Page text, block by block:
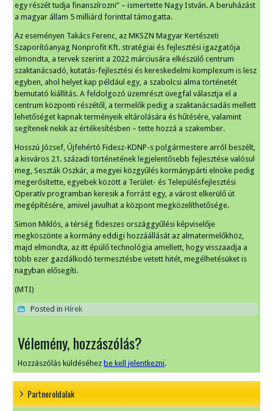
egy részét tudja finanszírozni” – ismertette Nagy István. A beruházást
a magyar állam 5 milliárd forinttal támogatta.
Az eseményen Takács Ferenc, az MKSZN Magyar Kertészeti
Szaporítóanyag Nonprofit Kft. stratégiai és fejlesztési igazgatója
elmondta, a tervek szerint a 2022 márciusára elkészülő centrum
szaktanácsadó, kutatás-fejlesztési és kereskedelmi komplexum is lesz
egyben, ahol helyet kap például egy, a szabolcsi alma történetét
bemutató kiállítás. A feldolgozó üzemrészt üvegfal választja el a
centrum központi részétől, a termelők pedig a szaktanácsadás mellett
lehetőséget kapnak terményeik eltárolására és hűtésére, valamint
segítenek nekik az értékesítésben – tette hozzá a szakember.
Hosszú József, Újfehértó Fidesz-KDNP-s polgármestere arról beszélt,
a kisváros 21. századi történetének legjelentősebb fejlesztése valósul
meg, Seszták Oszkár, a megyei közgyűlés kormánypárti elnöke pedig
megerősítette, egyebek között a Terület- és Településfejlesztési
Operatív programban keresik a forrást egy, a várost elkerülő út
megépítésére, amivel javulhat a központ megközelíthetősége.
Simon Miklós, a térség fideszes országgyűlési képviselője
megköszönte a kormány eddigi hozzáállását az almatermelőkhöz,
majd elmondta, az itt épülő technológia amellett, hogy visszaadja a
több ezer gazdálkodó termesztésbe vetett hitét, megélhetésüket is
nagyban elősegíti.
(MTI)
Posted in Hírek
Vélemény, hozzászólás?
Hozzászólás küldéséhez be kell jelentkezni.
Partneroldalak